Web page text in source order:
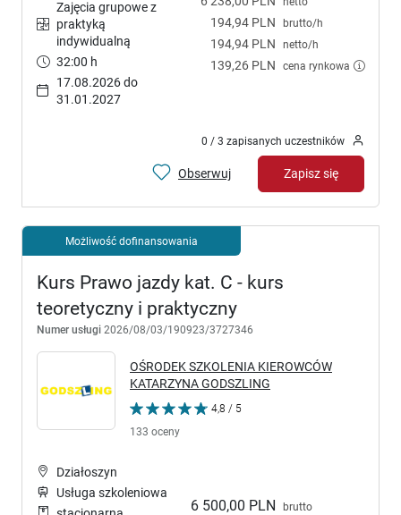
194,94 PLN brutto/h
194,94 PLN netto/h
139,26 PLN cena rynkowa
Zajęcia grupowe z
praktyką
indywidualną
32:00 h
17.08.2026 do
31.01.2027
0 / 3 zapisanych uczestników
Obserwuj Zapisz się
Możliwość dofinansowania
Kurs Prawo jazdy kat. C - kurs
teoretyczny i praktyczny
Numer usługi 2026/08/03/190923/3727346
OŚRODEK SZKOLENIA KIEROWCÓW
KATARZYNA GODSZLING
4,8 / 5
133 oceny
6 500,00 PLN brutto
Działoszyn
Usługa szkoleniowa